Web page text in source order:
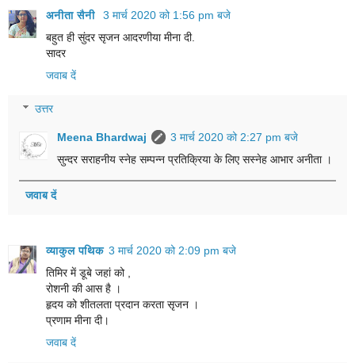
अनीता सैनी
3 मार्च 2020 को 1:56 pm बजे
बहुत ही सुंदर सृजन आदरणीया मीना दी.
सादर
जवाब दें
उत्तर
Meena Bhardwaj
3 मार्च 2020 को 2:27 pm बजे
सुन्दर सराहनीय स्नेह सम्पन्न प्रतिक्रिया के लिए सस्नेह आभार अनीता ।
जवाब दें
व्याकुल पथिक 3 मार्च 2020 को 2:09 pm बजे
तिमिर में डूबे जहां को ,
रोशनी की आस है ।
हृदय को शीतलता प्रदान करता सृजन ।
प्रणाम मीना दी।
जवाब दें